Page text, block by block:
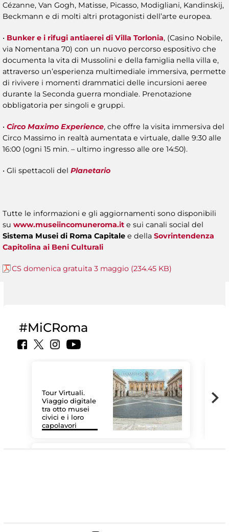
Cézanne, Van Gogh, Matisse, Picasso, Modigliani, Kandinskij,
Beckmann e di molti altri protagonisti dell’arte europea.
• Bunker e i rifugi antiaerei di Villa Torlonia, (Casino Nobile,
via Nomentana 70) con un nuovo percorso espositivo che
documenta la vita di Mussolini e della famiglia nella villa e,
attraverso un’esperienza multimediale immersiva, permette
di rivivere i momenti drammatici delle incursioni aeree
durante la Seconda guerra mondiale. Prenotazione
obbligatoria per singoli e gruppi.
• Circo Maximo Experience, che offre la visita immersiva del
Circo Massimo in realtà aumentata e virtuale, dalle 9:30 alle
16:00 (ogni 15 min. – ultimo ingresso alle ore 14:50).
• Gli spettacoli del Planetario
Tutte le informazioni e gli aggiornamenti sono disponibili
su www.museiincomuneroma.it e sui canali social del
Sistema Musei di Roma Capitale e della Sovrintendenza
Capitolina ai Beni Culturali
CS domenica gratuita 3 maggio (234.45 KB)
#MiCRoma
Tour Virtuali.
Viaggio digitale
tra otto musei
civici e i loro
capolavori